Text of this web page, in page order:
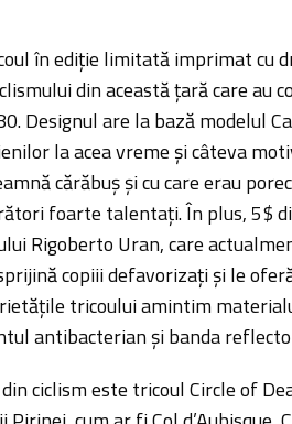
în ediție limitată imprimat cu
din această țară care au
Designul are la bază modelul
la acea vreme și câteva
cărăbuș și cu care erau
foarte talentați. În plus, 5$
Rigoberto Uran, care
copiii defavorizați și le
tricoului amintim
antibacterian și banda
ciclism este tricoul Circle of